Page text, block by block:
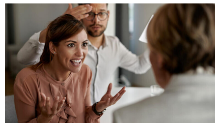
בדיקות פוליגרף במקומות עבודה – לא רק בעקבות גניבה